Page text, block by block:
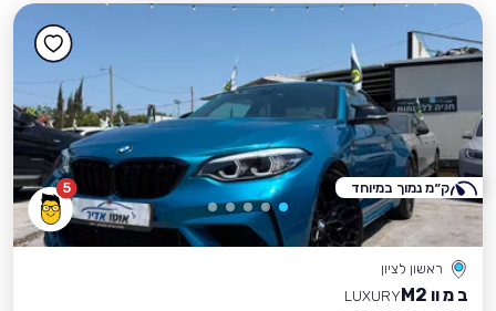
5
ראשון לציון
ב מ וו M2
LUXURY
ק״מ נמוך במיוחד